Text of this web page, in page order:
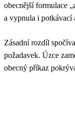
obecnější formulace
a vypnula i potkávací
Zásadní rozdíl
požadavek. Úzce
obecný příkaz